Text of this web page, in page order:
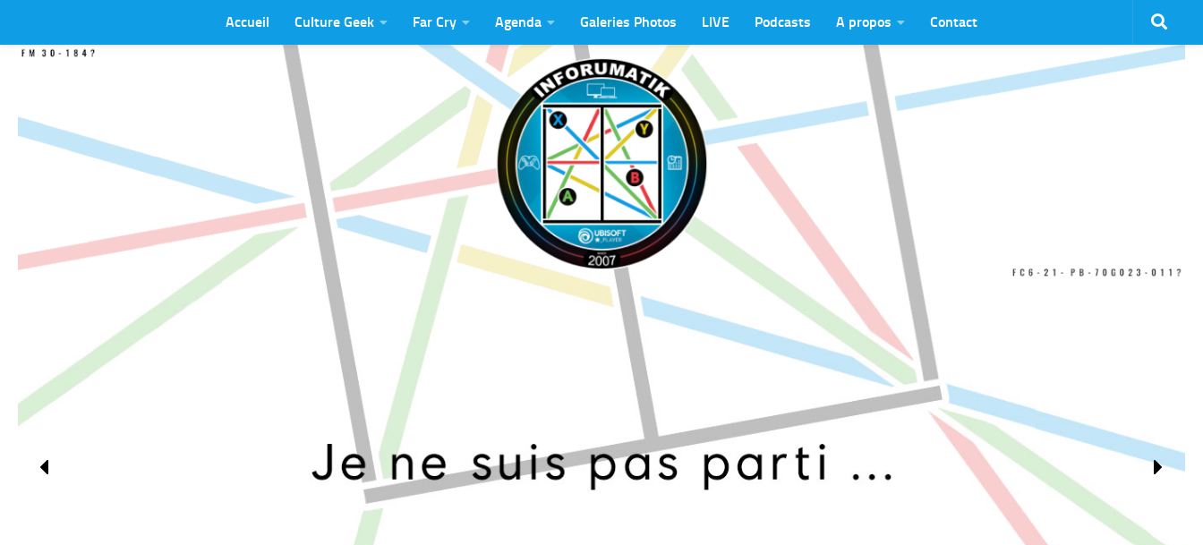
Accueil Culture Geek Far Cry Agenda Galeries Photos LIVE Podcasts A propos Contact